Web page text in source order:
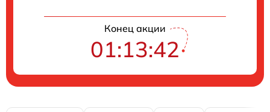
Конец акции
01:13:41